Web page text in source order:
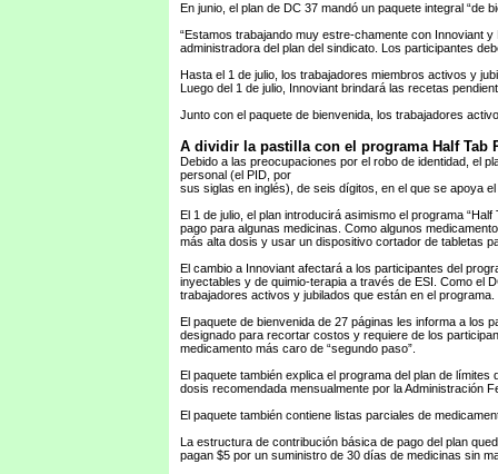
En junio, el plan de DC 37 mandó un paquete integral “de
“Estamos trabajando muy estre-chamente con Innoviant
administradora del plan del sindicato. Los participantes
Hasta el 1 de julio, los trabajadores miembros activos y
Luego del 1 de julio, Innoviant brindará las recetas
Junto con el paquete de bienvenida, los trabajadores
A dividir la pastilla con el programa Half Tab
Debido a las preocupaciones por el robo de identidad, el
personal (el PID, por
sus siglas en inglés), de seis dígitos, en el que se apoya
El 1 de julio, el plan introducirá asimismo el programa
pago para algunas medicinas. Como algunos
más alta dosis y usar un dispositivo cortador de tabletas
El cambio a Innoviant afectará a los participantes del
inyectables y de quimio-terapia a través de ESI. Como el
trabajadores activos y jubilados que están en el programa.
El paquete de bienvenida de 27 páginas les informa a los
designado para recortar costos y requiere de los
medicamento más caro de “segundo paso”.
El paquete también explica el programa del plan de
dosis recomendada mensualmente por la Administración
El paquete también contiene listas parciales de
La estructura de contribución básica de pago del plan
pagan $5 por un suministro de 30 días de medicinas sin